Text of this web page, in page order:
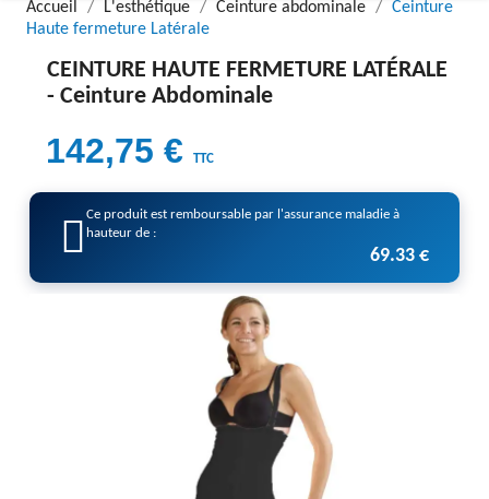
Accueil L'esthétique Ceinture abdominale
Ceinture
Haute fermeture Latérale
CEINTURE HAUTE FERMETURE LATÉRALE
- Ceinture Abdominale
142,75 € TTC
Ce produit est remboursable par l'assurance maladie à
hauteur de :
69.33 €